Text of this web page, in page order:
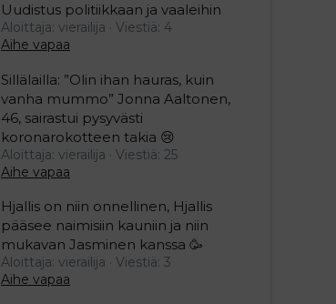
Uudistus politiikkaan ja vaaleihin
Aloittaja: vierailija
Viestiä: 4
Aihe vapaa
Sillälailla: ”Olin ihan hauras, kuin
vanha mummo” Jonna Aaltonen,
46, sairastui pysyvästi
koronarokotteen takia 😢
Aloittaja: vierailija
Viestiä: 25
Aihe vapaa
Hjallis on niin onnellinen, Hjallis
pääsee naimisiin kauniin ja niin
mukavan Jasminen kanssa 🥳
Aloittaja: vierailija
Viestiä: 3
Aihe vapaa